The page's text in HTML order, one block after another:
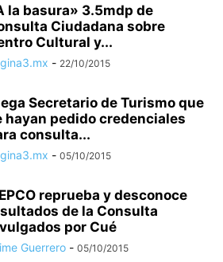
la basura» 3.5mdp de
Ciudadana sobre
Cultural y...
- 22/10/2015
Secretario de Turismo que
hayan pedido credenciales
consulta...
- 05/10/2015
reprueba y desconoce
de la Consulta
por Cué
Guerrero - 05/10/2015